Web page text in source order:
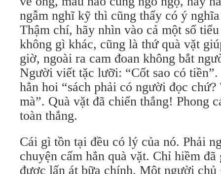
ngẫm nghĩ kỹ thì cũng thấy có ý
Thậm chí, hãy nhìn vào cả một số
không gì khác, cũng là thứ quà vặt
giờ, ngoài ra cam đoan không bắt
Người viết tặc lưỡi: “Cốt sao có
hẳn hoi “sách phải có người đọc
mà”. Quà vặt đã chiến thắng! Phong
toàn thắng.
Cái gì tồn tại đều có lý của nó. Phải
chuyện cấm hẳn quà vặt. Chỉ hiềm
được lấn át bữa chính. Một người